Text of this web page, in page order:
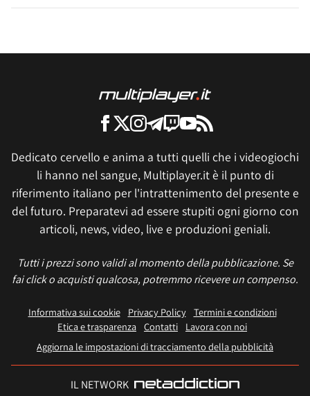
Dedicato cervello e anima a tutti quelli che i videogiochi
li hanno nel sangue, Multiplayer.it è il punto di
riferimento italiano per l'intrattenimento del presente e
del futuro. Preparatevi ad essere stupiti ogni giorno con
articoli, news, video, live e produzioni geniali.
Tutti i prezzi sono validi al momento della pubblicazione. Se
fai click o acquisti qualcosa, potremmo ricevere un compenso.
Informativa sui cookie Privacy Policy
Termini e condizioni
Etica e trasparenza Contatti
Lavora con noi
Aggiorna le impostazioni di tracciamento della pubblicità
IL NETWORK